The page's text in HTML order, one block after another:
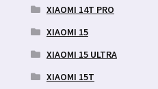
XIAOMI 14T PRO
XIAOMI 15
XIAOMI 15 ULTRA
XIAOMI 15T